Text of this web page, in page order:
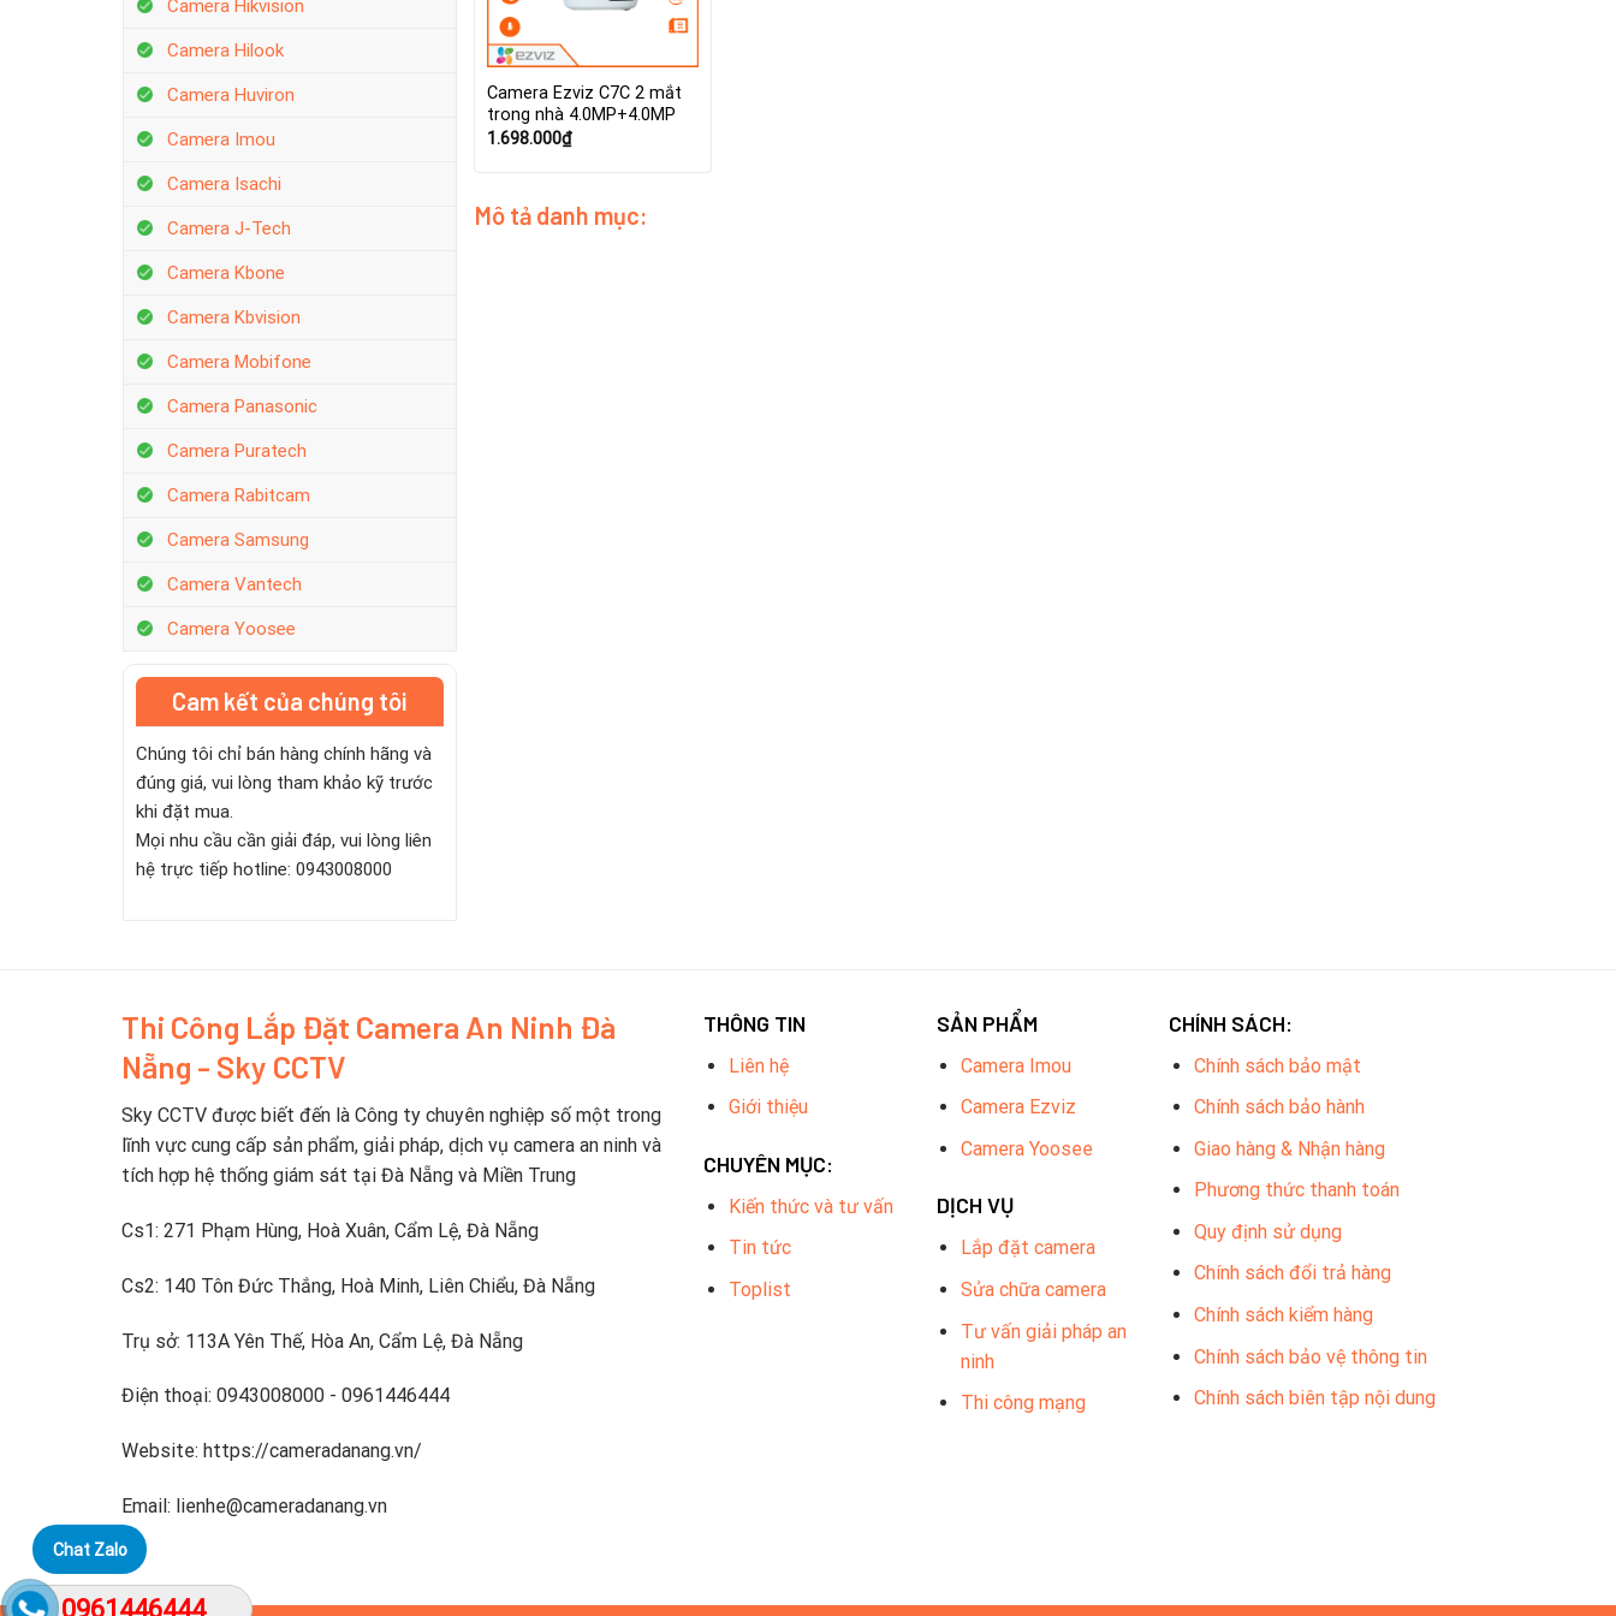
Camera Hikvision
Camera Hilook
Camera Huviron
Camera Imou
Camera Isachi
Camera J-Tech
Camera Kbone
Camera Kbvision
Camera Mobifone
Camera Panasonic
Camera Puratech
Camera Rabitcam
Camera Samsung
Camera Vantech
Camera Yoosee
Cam kết của chúng tôi
Chúng tôi chỉ bán hàng chính hãng và
đúng giá, vui lòng tham khảo kỹ trước
khi đặt mua.
Mọi nhu cầu cần giải đáp, vui lòng liên
hệ trực tiếp hotline: 0943008000
Camera Ezviz C7C 2 mắt
trong nhà 4.0MP+4.0MP
1.698.000₫
Mô tả danh mục:
Thi Công Lắp Đặt Camera An Ninh Đà
Nẵng - Sky CCTV
Sky CCTV được biết đến là Công ty chuyên nghiệp số một trong
lĩnh vực cung cấp sản phẩm, giải pháp, dịch vụ camera an ninh và
tích hợp hệ thống giám sát tại Đà Nẵng và Miền Trung
Cs1: 271 Phạm Hùng, Hoà Xuân, Cẩm Lệ, Đà Nẵng
Cs2: 140 Tôn Đức Thắng, Hoà Minh, Liên Chiểu, Đà Nẵng
Trụ sở: 113A Yên Thế, Hòa An, Cẩm Lệ, Đà Nẵng
Điện thoại: 0943008000 - 0961446444
Website: https://cameradanang.vn/
Email: lienhe@cameradanang.vn
THÔNG TIN
Liên hệ
Giới thiệu
CHUYÊN MỤC:
Kiến thức và tư vấn
Tin tức
Toplist
SẢN PHẨM
Camera Imou
Camera Ezviz
Camera Yoosee
DỊCH VỤ
Lắp đặt camera
Sửa chữa camera
Tư vấn giải pháp an
ninh
Thi công mạng
CHÍNH SÁCH:
Chính sách bảo mật
Chính sách bảo hành
Giao hàng & Nhận hàng
Phương thức thanh toán
Quy định sử dụng
Chính sách đổi trả hàng
Chính sách kiểm hàng
Chính sách bảo vệ thông tin
Chính sách biên tập nội dung
Chat Zalo
0961446444